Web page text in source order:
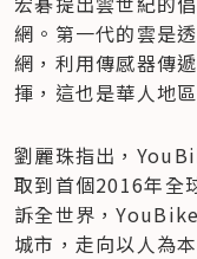
網。第一代的雲是
網，利用傳感器傳
揮，這也是華人地
劉麗珠指出，
取到首個2016年全
訴全世界，
城市，走向以人為